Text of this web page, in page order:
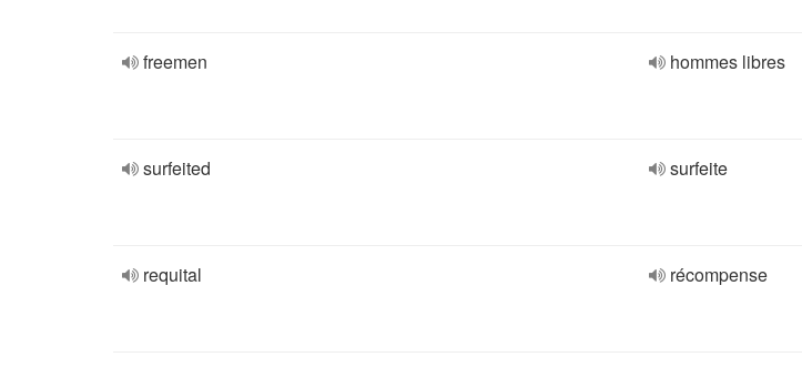
freemen hommes libres
surfeited surfeite
requital récompense